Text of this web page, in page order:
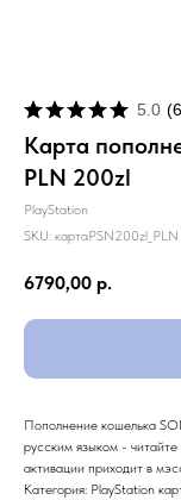
5.0 (6
Карта
PLN 200zl
PlayStation
SKU: картаPSN200zl_PLN
6790,00 р.
Пополнение кошелька
русским языком -
активации приходит в
Категория: PlayStation